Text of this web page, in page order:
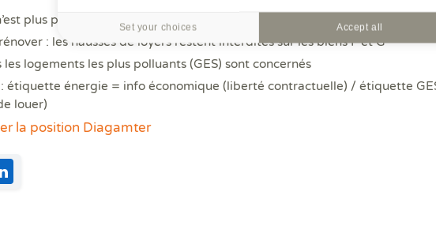
plus pénalisée malgré sa faible empreinte carbone
: les hausses de loyers restent interdites sur les biens F et G
logements les plus polluants (GES) sont concernés
: étiquette énergie = info économique (liberté contractuelle) / étiquette
louer)
la position Diagamter
Set your choices Accept all